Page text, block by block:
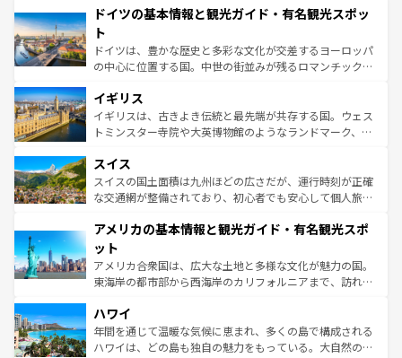
せる。地方によって風土や気候が異なるスペインはその個
ンテンツ一覧 を参照してほしい。
で、幅広い魅力が詰まっている。華麗な宮殿、歴史的な大
聖堂、美しいビーチ、そして豊かな自然が、訪れる者を心
から魅了する。また、フランスは美食の国としても知ら
れ、フランス料理はユネスコ無形文化遺産にも登録されて
香り高いラベンダー畑など、多彩な楽しみ方が可能だ。さ
らに、パリ以外の地域にも魅力が溢れており、どの街角に
も豊かな歴史と文化が息づいている。パリ以外の個性あふ
を参照してほしい。
ドイツの基本情報と観光ガイド・有名観光スポッ
ト
ドイツは、豊かな歴史と多彩な文化が交差するヨーロッパ
の中心に位置する国。中世の街並みが残るロマンチック街
顔を持つこの国は、どこを歩いても飽きることがない。ベ
ルリンの文化的活気、バイエルン州のアルプスの絶景、そ
してライン川沿いのワイン畑といった風景は必見。ビール
は、お酒好きな人にはぜひ体験してほしい。 なお、新着の
ドイツ情報はコンテンツ一覧を参照してほしい。
イギリス
イギリスは、古きよき伝統と最先端が共存する国。ウェス
トミンスター寺院や大英博物館のようなランドマーク、歴
リアごとに異なる魅力がある。また、優雅なアフタヌーン
ティー、ビール好きにはたまらない英国パブ、サッカー観
戦など、本場だからこそできる体験も豊富。イギリスを旅
ンツ一覧を参照してほしい。
スイス
スイスの国土面積は九州ほどの広さだが、運行時刻が正確
な交通網が整備されており、初心者でも安心して個人旅行
の建物がそのまま残る町や、スイスならではのユニークな
博物館もあり、アルプス観光だけでなく町歩きも満喫する
ことができる。国民の所得が高いため物価も高いが、旅行
者向けの交通パス提供のサービスもあり、うまく活用すれ
着のスイス情報は
アメリカの基本情報と観光ガイド・有名観光スポ
ット
アメリカ合衆国は、広大な土地と多様な文化が魅力の国。
東海岸の都市部から西海岸のカリフォルニアまで、訪れる
のような巨大都市は、観光、ショッピング、エンターテイ
ンメントが詰まった刺激的なスポットだ。一方、アメリカ
西部には大自然が広がり、グランドキャニオンやイエロー
ハワイ
年間を通じて温暖な気候に恵まれ、多くの島で構成される
ハワイは、どの島も独自の魅力をもっている。大自然の神